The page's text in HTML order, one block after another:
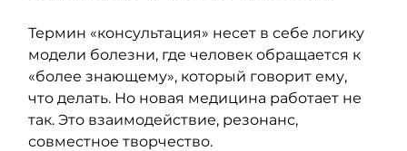
Термин «консультация» несет в себе логику
модели болезни, где человек обращается к
«более знающему», который говорит ему,
что делать. Но новая медицина работает не
так. Это взаимодействие, резонанс,
совместное творчество.